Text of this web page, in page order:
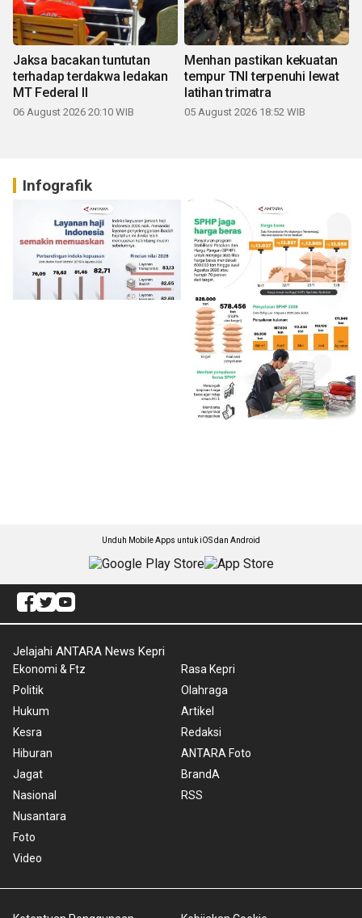
Jaksa bacakan tuntutan
terhadap terdakwa ledakan
MT Federal II
06 August 2026 20:10 WIB
Menhan pastikan kekuatan
tempur TNI terpenuhi lewat
latihan trimatra
05 August 2026 18:52 WIB
Infografik
Unduh Mobile Apps untuk iOS dan Android
Jelajahi ANTARA News Kepri
Ekonomi & Ftz
Politik
Hukum
Kesra
Hiburan
Jagat
Nasional
Nusantara
Foto
Video
Rasa Kepri
Olahraga
Artikel
Redaksi
ANTARA Foto
BrandA
RSS